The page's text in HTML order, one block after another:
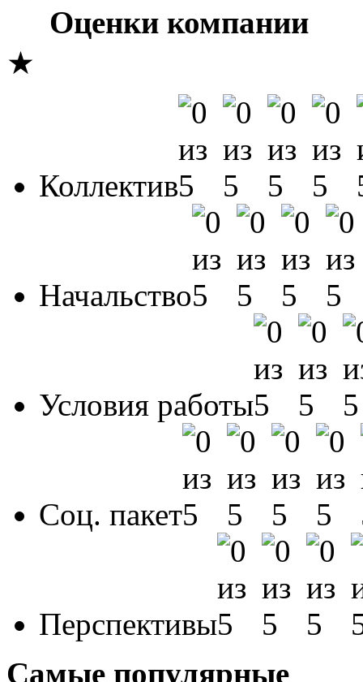
Оценки компании
★
Коллектив
Начальство
Условия работы
Соц. пакет
Перспективы
Самые популярные